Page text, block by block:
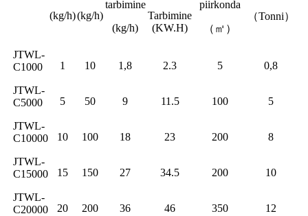
(kg/h)(kg/h)
tarbimine
(kg/h)
Tarbimine
(KW.H)
piirkonda
（㎡）
（Tonni）
JTWL-
C1000
1 10 1,8 2.3 5 0,8
JTWL-
C5000
5 50 9 11.5 100 5
JTWL-
C10000
10 100 18 23 200 8
JTWL-
C15000
15 150 27 34.5 200 10
JTWL-
C20000
20 200 36 46 350 12